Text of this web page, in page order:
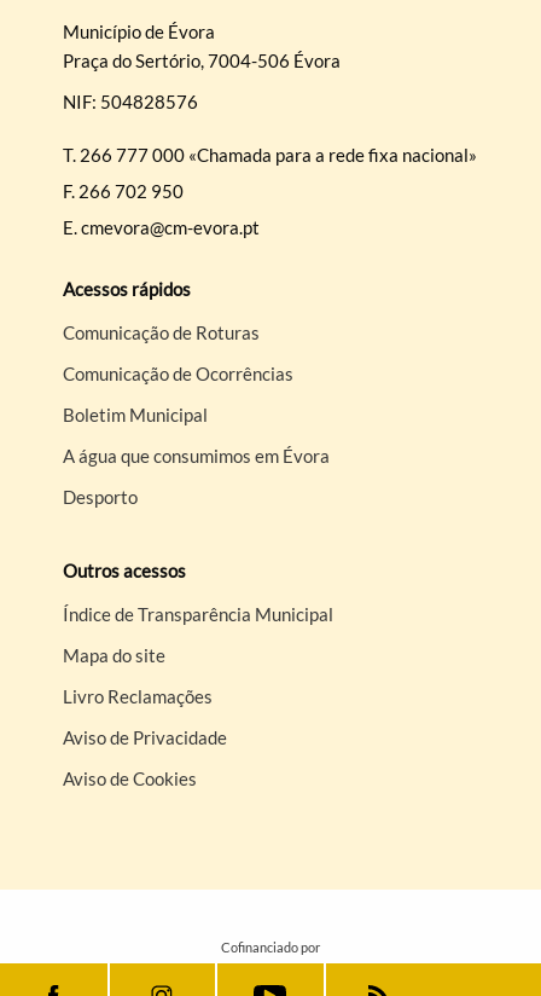
Município de Évora
Praça do Sertório, 7004-506 Évora
NIF: 504828576
T. 266 777 000 «Chamada para a rede fixa nacional»
F. 266 702 950
E.cmevora@cm-evora.pt
Acessos rápidos
Comunicação de Roturas
Comunicação de Ocorrências
Boletim Municipal
A água que consumimos em Évora
Desporto
Outros acessos
Índice de Transparência Municipal
Mapa do site
Livro Reclamações
Aviso de Privacidade
Aviso de Cookies
Cofinanciado por